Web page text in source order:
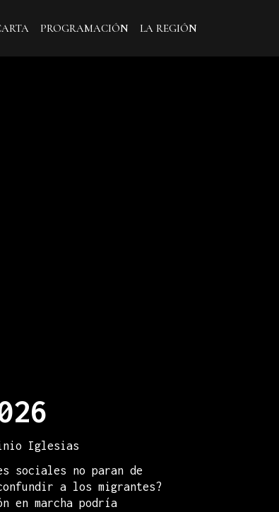
PROGRAMACIÓN LA REGIÓN
Iglesias
sociales no paran de
a los migrantes?
en marcha podría